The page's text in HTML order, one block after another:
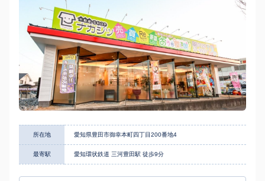
所在地 愛知県豊田市御幸本町四丁目200番地4
最寄駅 愛知環状鉄道 三河豊田駅 徒歩9分